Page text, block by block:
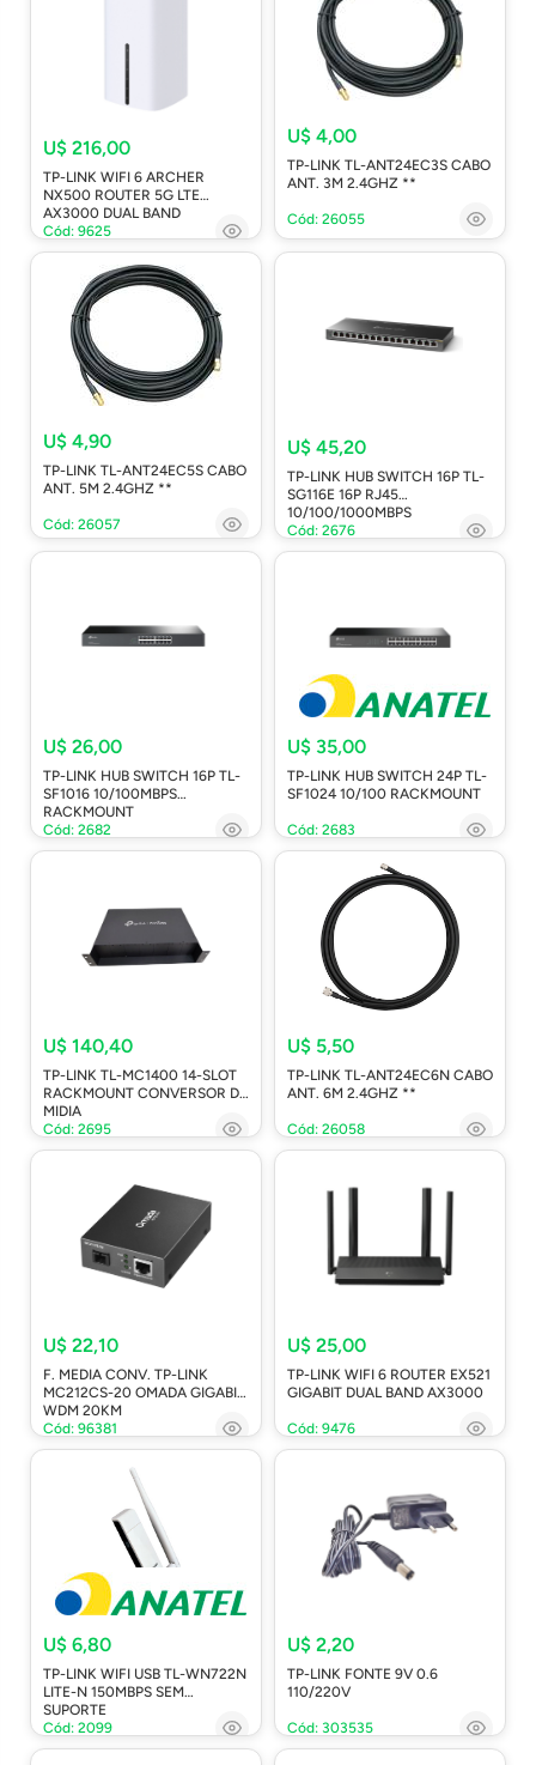
U$ 216,00
TP-LINK WIFI 6 ARCHER
NX500 ROUTER 5G LTE
AX3000 DUAL BAND
Cód: 9625
U$ 4,00
TP-LINK TL-ANT24EC3S CABO
ANT. 3M 2.4GHZ **
Cód: 26055
U$ 4,90
TP-LINK TL-ANT24EC5S CABO
ANT. 5M 2.4GHZ **
Cód: 26057
U$ 45,20
TP-LINK HUB SWITCH 16P TL-
SG116E 16P RJ45
10/100/1000MBPS
Cód: 2676
U$ 26,00
TP-LINK HUB SWITCH 16P TL-
SF1016 10/100MBPS
RACKMOUNT
Cód: 2682
U$ 35,00
TP-LINK HUB SWITCH 24P TL-
SF1024 10/100 RACKMOUNT
Cód: 2683
U$ 140,40
TP-LINK TL-MC1400 14-SLOT
RACKMOUNT CONVERSOR DE
MIDIA
Cód: 2695
U$ 5,50
TP-LINK TL-ANT24EC6N CABO
ANT. 6M 2.4GHZ **
Cód: 26058
U$ 22,10
F. MEDIA CONV. TP-LINK
MC212CS-20 OMADA GIGABIT
WDM 20KM
Cód: 96381
U$ 25,00
TP-LINK WIFI 6 ROUTER EX521
GIGABIT DUAL BAND AX3000
Cód: 9476
U$ 6,80
TP-LINK WIFI USB TL-WN722N
LITE-N 150MBPS SEM
SUPORTE
Cód: 2099
U$ 2,20
TP-LINK FONTE 9V 0.6
110/220V
Cód: 303535